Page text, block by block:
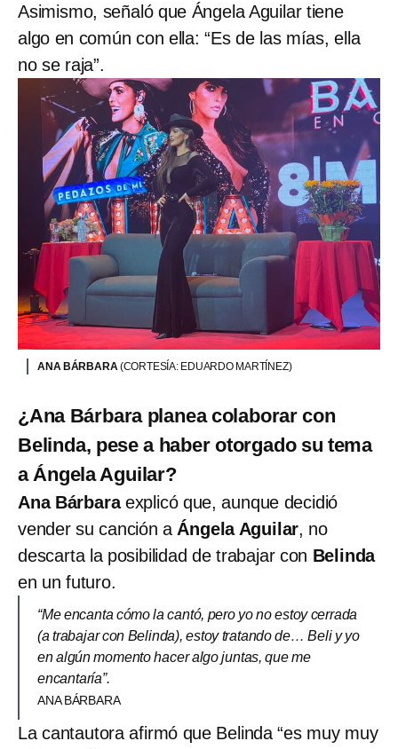
Asimismo, señaló que Ángela Aguilar tiene
algo en común con ella: “Es de las mías, ella
no se raja”.
ANA BÁRBARA(CORTESÍA: EDUARDO MARTÍNEZ)
¿Ana Bárbara planea colaborar con
Belinda, pese a haber otorgado su tema
a Ángela Aguilar?
Ana Bárbaraexplicó que, aunque decidió
vender su canción aÁngela Aguilar, no
descarta la posibilidad de trabajar con Belinda
en un futuro.
“Me encanta cómo la cantó, pero yo no estoy cerrada
(a trabajar con Belinda), estoy tratando de… Beli y yo
en algún momento hacer algo juntas, que me
encantaría”.
ANA BÁRBARA
La cantautora afirmó que Belinda “es muy muy